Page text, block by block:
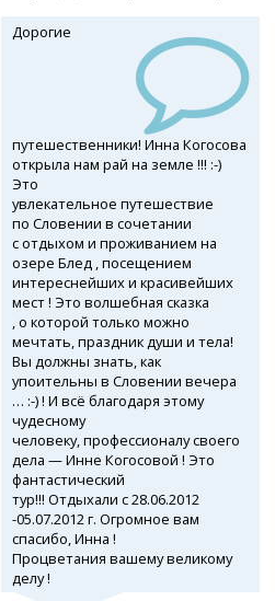
Дорогие
путешественники! Инна Когосова
открыла нам рай на земле !!! :-)
Это
увлекательное путешествие
по Словении в сочетании
с отдыхом и проживанием на
озере Блед , посещением
интереснейших и красивейших
мест ! Это волшебная сказка
, о которой только можно
мечтать, праздник души и тела!
Вы должны знать, как
упоительны в Словении вечера
… :-) ! И всё благодаря этому
чудесному
человеку, профессионалу своего
дела — Инне Когосовой ! Это
фантастический
тур!!! Отдыхали с 28.06.2012
-05.07.2012 г. Огромное вам
спасибо, Инна !
Процветания вашему великому
делу !